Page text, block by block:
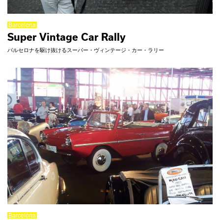
Barcelona
Super Vintage Car Rally
バルセロナを駆け抜けるスーパー・ヴィンテージ・カー・ラリー
Barcelona